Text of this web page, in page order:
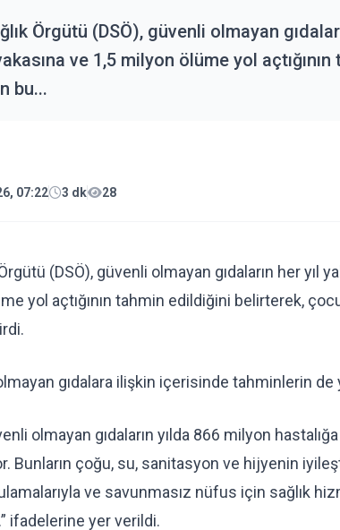
Örgütü (DSÖ), güvenli olmayan
ve 1,5 milyon ölüme yol
bu...
07:22 3 dk 28
(DSÖ), güvenli olmayan gıdaların her yıl
yol açtığının tahmin edildiğini belirterek,
gıdalara ilişkin içerisinde tahminlerin de
olmayan gıdaların yılda 866 milyon
Bunların çoğu, su, sanitasyon ve hijyenin
ve savunmasız nüfus için sağlık
ifadelerine yer verildi.